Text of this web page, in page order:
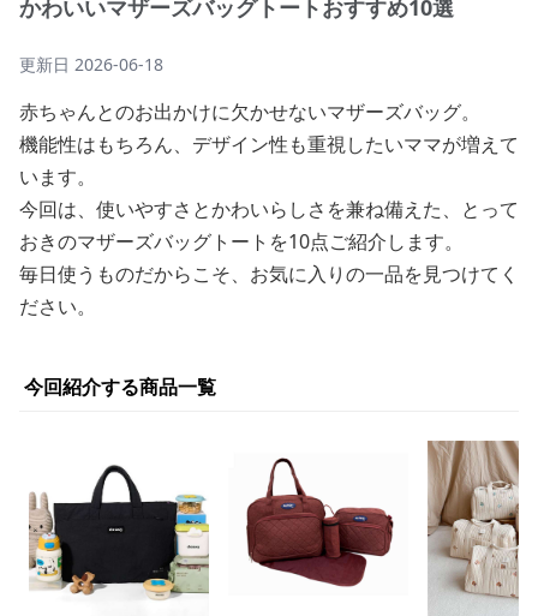
かわいいマザーズバッグトートおすすめ10選
更新日 2026-06-18
赤ちゃんとのお出かけに欠かせないマザーズバッグ。
機能性はもちろん、デザイン性も重視したいママが増えて
います。
今回は、使いやすさとかわいらしさを兼ね備えた、とって
おきのマザーズバッグトートを10点ご紹介します。
毎日使うものだからこそ、お気に入りの一品を見つけてく
ださい。
今回紹介する商品一覧